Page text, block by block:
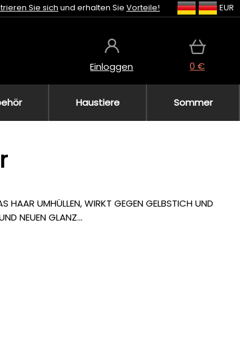
Sie sich und erhalten Sie Vorteile! EUR
Einloggen 0 €
Haustiere Sommer
HAAR UMHÜLLEN, WIRKT GEGEN GELBSTICH UND
NEUEN GLANZ...